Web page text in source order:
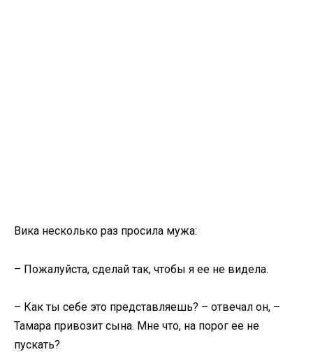
Вика несколько раз просила мужа:
– Пожалуйста, сделай так, чтобы я ее не видела.
– Как ты себе это представляешь? – отвечал он, –
Тамара привозит сына. Мне что, на порог ее не
пускать?